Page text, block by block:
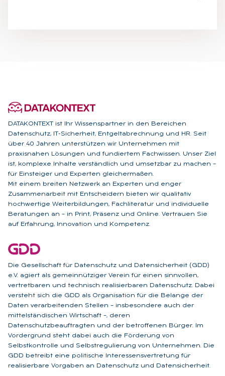
DATAKONTEXT ist Ihr Wissenspartner in den Bereichen
Datenschutz, IT-Sicherheit, Entgeltabrechnung und HR. Seit
über 40 Jahren unterstützen wir Unternehmen mit
praxisnahen Lösungen und fundiertem Fachwissen. Unser Ziel
ist, komplexe Inhalte verständlich und umsetzbar zu machen –
für Einsteiger und Experten gleichermaßen.
Mit einem breiten Netzwerk an Experten und enger
Zusammenarbeit mit Entscheidern bieten wir qualitativ
hochwertige Weiterbildungen, Fachliteratur und individuelle
Beratungen an – in Print, Präsenz und Online. Vertrauen Sie
auf Erfahrung, Innovation und Kompetenz.
Die Gesellschaft für Datenschutz und Datensicherheit (GDD)
e.V. agiert als gemeinnütziger Verein für einen sinnvollen,
vertretbaren und technisch realisierbaren Datenschutz. Dabei
versteht sich die GDD als Organisation für die Belange der
Daten verarbeitenden Stellen – insbesondere auch der
mittelständischen Wirtschaft –, deren
Datenschutzbeauftragten und der betroffenen Bürger. Im
Vordergrund steht dabei auch die Förderung von
Selbstkontrolle und Selbstregulierung von Unternehmen. Die
GDD betreibt eine politische Interessensvertretung für
realisierbare Vorgaben an Datenschutz und Datensicherheit.